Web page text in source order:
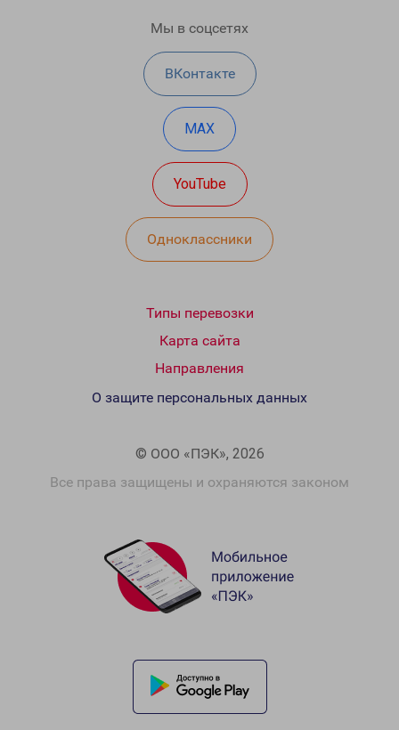
Мы в соцсетях
ВКонтакте
MAX
YouTube
Одноклассники
Типы перевозки
Карта сайта
Направления
© ООО «ПЭК», 2026
Все права защищены и охраняются законом
О защите персональных данных